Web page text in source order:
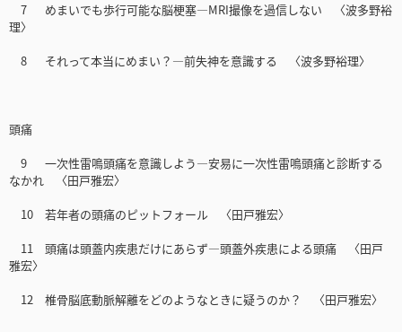
7 めまいでも歩行可能な脳梗塞―MRI撮像を過信しない 〈波多野裕
理〉
8 それって本当にめまい？―前失神を意識する 〈波多野裕理〉
頭痛
9 一次性雷鳴頭痛を意識しよう―安易に一次性雷鳴頭痛と診断する
なかれ 〈田戸雅宏〉
10 若年者の頭痛のピットフォール 〈田戸雅宏〉
11 頭痛は頭蓋内疾患だけにあらず―頭蓋外疾患による頭痛 〈田戸
雅宏〉
12 椎骨脳底動脈解離をどのようなときに疑うのか？ 〈田戸雅宏〉